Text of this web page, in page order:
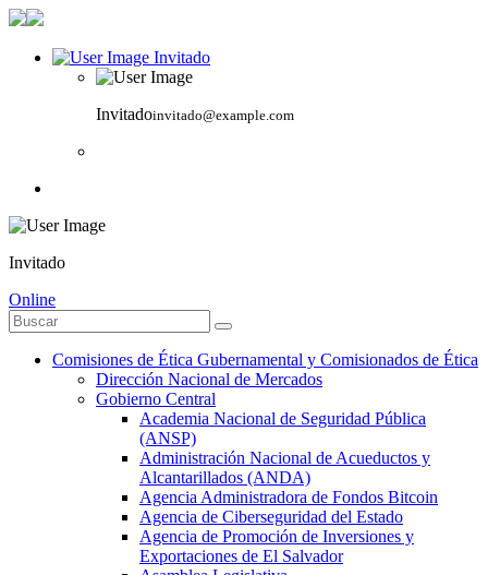
Invitado
Invitadoinvitado@example.com
Invitado
Online
Comisiones de Ética Gubernamental y Comisionados de Ética
Dirección Nacional de Mercados
Gobierno Central
Academia Nacional de Seguridad Pública
(ANSP)
Administración Nacional de Acueductos y
Alcantarillados (ANDA)
Agencia Administradora de Fondos Bitcoin
Agencia de Ciberseguridad del Estado
Agencia de Promoción de Inversiones y
Exportaciones de El Salvador